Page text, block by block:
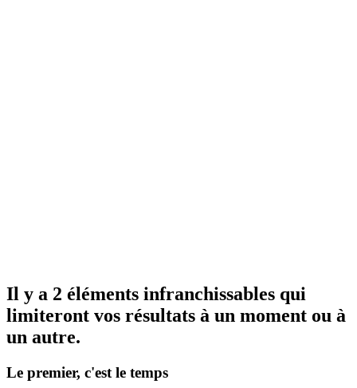
Il y a 2 éléments infranchissables qui
limiteront vos résultats à un moment ou à
un autre.
Le premier, c'est le temps